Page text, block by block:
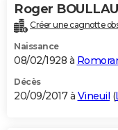
Bricolage
Lifestyle
Culture
Sport
Auto
Television
Voyage
Cinema
Roger
Créer une cagnotte
Naissance
08/02/1928 à
Décès
20/09/2017 à Vineuil (